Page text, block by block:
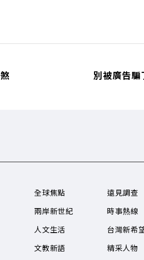
別被廣告
全球焦點
兩岸新世紀
人文生活
文教新語
遠見調查
時事熱線
台灣新希
精采人物